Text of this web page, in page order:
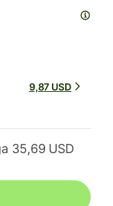
9,87 USD
35,69 USD